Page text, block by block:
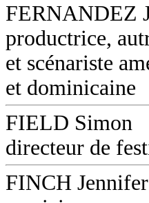
FERNANDEZ
productrice,
et scénariste
et dominicaine
FIELD Simon
directeur de
FINCH Jennifer